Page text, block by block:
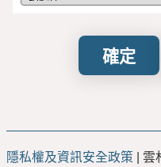
確定
隱私權及資訊安全政策 |